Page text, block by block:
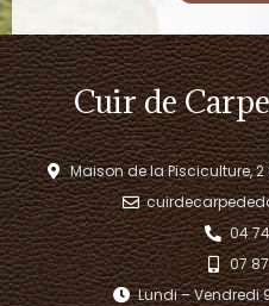
Cuir de
Maison de la Pisciculture,
04
07
Lundi – Vendredi